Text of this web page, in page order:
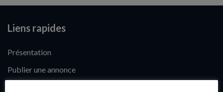
Liens rapides
Présentation
Publier une annonce